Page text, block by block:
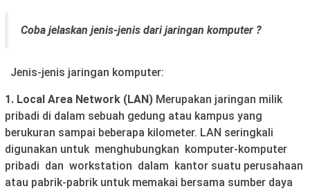
Coba jelaskan jenis-jenis dari jaringan komputer ?
Jenis-jenis jaringan komputer:
1. Local Area Network (LAN) Merupakan jaringan milik
pribadi di dalam sebuah gedung atau kampus yang
berukuran sampai beberapa kilometer. LAN seringkali
digunakan untuk menghubungkan komputer-komputer
pribadi dan workstation dalam kantor suatu perusahaan
atau pabrik-pabrik untuk memakai bersama sumber daya